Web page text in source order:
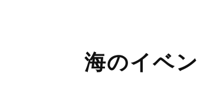
海のイベ